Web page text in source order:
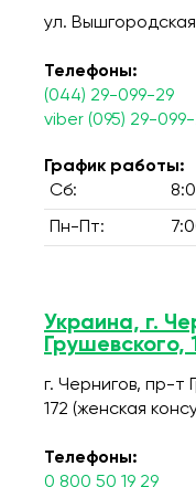
ул.
Телефоны:
(044) 29-099-29
viber (095) 29-
График работы:
Сб:
Пн-Пт:
Украина, г.
Грушевского,
г. Чернигов, пр-т
172 (женская
Телефоны:
0 800 50 19 29